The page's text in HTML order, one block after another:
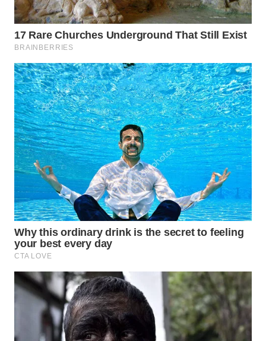
WN
NATUNA
WN
BINTAN
WN
MANDALIKA
WN
LIKUPANG
WN
LABUANBAJO
WN
BORNEO
Wahana
WAHANA